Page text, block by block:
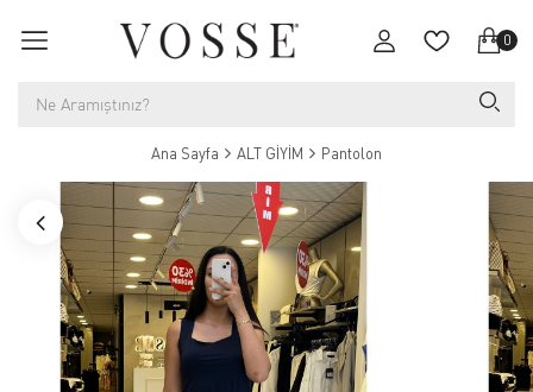
0
Ana Sayfa ALT GİYİM Pantolon